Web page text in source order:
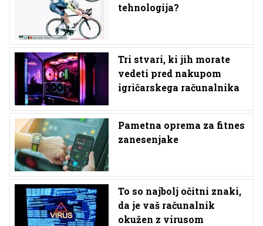
tehnologija?
Tri stvari, ki jih morate
vedeti pred nakupom
igričarskega računalnika
Pametna oprema za fitnes
zanesenjake
To so najbolj očitni znaki,
da je vaš računalnik
okužen z virusom